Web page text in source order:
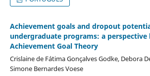
Achievement goals and dropout
undergraduate programs: a perspective
Achievement Goal Theory
Crislaine de Fátima Gonçalves Godke, Debora
Simone Bernardes Voese